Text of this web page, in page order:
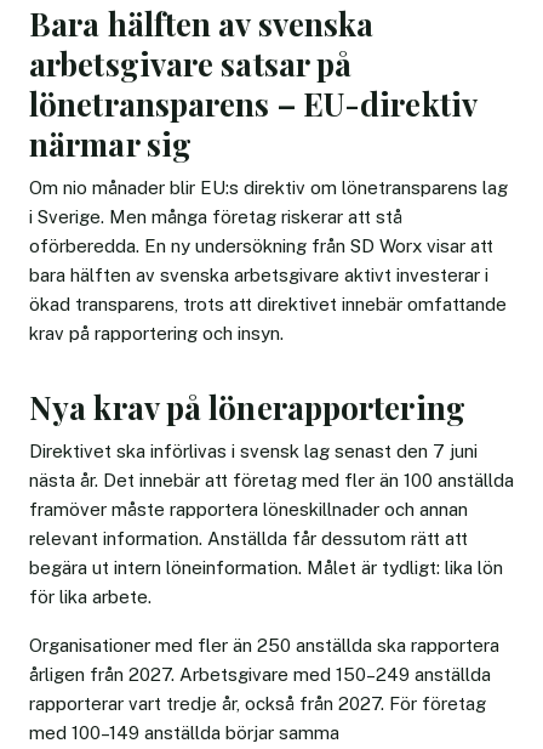
Bara hälften av svenska
arbetsgivare satsar på
lönetransparens – EU-direktiv
närmar sig
Om nio månader blir EU:s direktiv om lönetransparens lag
i Sverige. Men många företag riskerar att stå
oförberedda. En ny undersökning från SD Worx visar att
bara hälften av svenska arbetsgivare aktivt investerar i
ökad transparens, trots att direktivet innebär omfattande
krav på rapportering och insyn.
Nya krav på lönerapportering
Direktivet ska införlivas i svensk lag senast den 7 juni
nästa år. Det innebär att företag med fler än 100 anställda
framöver måste rapportera löneskillnader och annan
relevant information. Anställda får dessutom rätt att
begära ut intern löneinformation. Målet är tydligt: lika lön
för lika arbete.
Organisationer med fler än 250 anställda ska rapportera
årligen från 2027. Arbetsgivare med 150–249 anställda
rapporterar vart tredje år, också från 2027. För företag
med 100–149 anställda börjar samma